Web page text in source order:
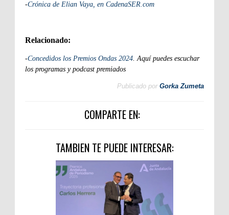
-Crónica de Elian Vaya, en CadenaSER.com
Relacionado:
-Concedidos los Premios Ondas 2024. Aquí puedes escuchar
los programas y podcast premiados
Publicado por Gorka Zumeta
COMPARTE EN:
TAMBIEN TE PUEDE INTERESAR: